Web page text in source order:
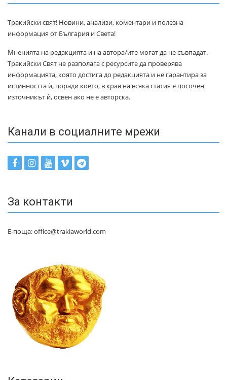
Тракийски свят! Новини, анализи, коментари и полезна
информация от България и Света!
Мненията на редакцията и на автора/ите могат да не съвпадат.
Тракийски Свят не разполага с ресурсите да проверява
информацията, която достига до редакцията и не гарантира за
истинността ѝ, поради което, в края на всяка статия е посочен
източникът ѝ, освен ако не е авторска.
Канали в социалните мрежи
За контакти
Е-поща: office@trakiaworld.com